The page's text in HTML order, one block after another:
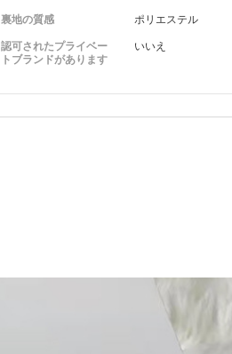
裏地の質感 ポリエステル
認可されたプライベー
トブランドがあります
いいえ